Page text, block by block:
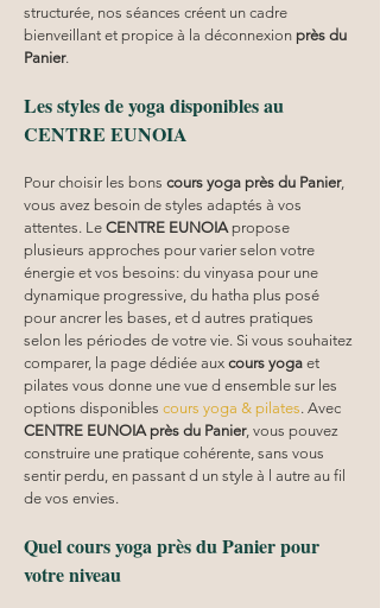
structurée, nos séances créent un cadre
bienveillant et propice à la déconnexion près du
Panier.
Les styles de yoga disponibles au
CENTRE EUNOIA
Pour choisir les bons cours yoga près du Panier,
vous avez besoin de styles adaptés à vos
attentes. Le CENTRE EUNOIA propose
plusieurs approches pour varier selon votre
énergie et vos besoins: du vinyasa pour une
dynamique progressive, du hatha plus posé
pour ancrer les bases, et d autres pratiques
selon les périodes de votre vie. Si vous souhaitez
comparer, la page dédiée aux cours yoga et
pilates vous donne une vue d ensemble sur les
options disponibles cours yoga & pilates. Avec
CENTRE EUNOIA près du Panier, vous pouvez
construire une pratique cohérente, sans vous
sentir perdu, en passant d un style à l autre au fil
de vos envies.
Quel cours yoga près du Panier pour
votre niveau